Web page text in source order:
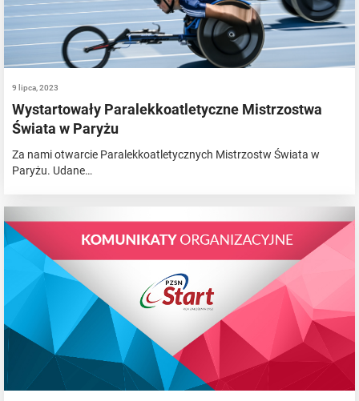
9 lipca, 2023
Wystartowały Paralekkoatletyczne Mistrzostwa
Świata w Paryżu
Za nami otwarcie Paralekkoatletycznych Mistrzostw Świata w
Paryżu. Udane…